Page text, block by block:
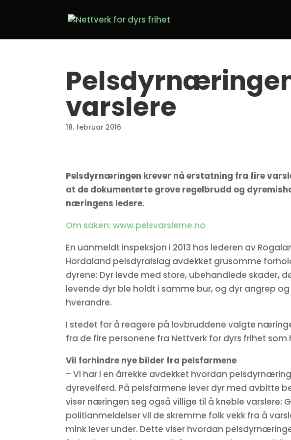
varslere
18. februar 2016
Pelsdyrnæringen krever nå erstatning fra fire
at de dokumenterte grove regelbrudd og
næringens ledere.
Om saken: www.pelsvarslerne.no
En uanmeldt inspeksjon i 2013 hos lederen av
Hordaland pelsdyralslag avdekket grusomme
dyrene: Dyr levde med store, ubehandlede skader,
levende dyr ble holdt i samme bur, og dyr angrep
hverandre.
I stedet for å reagere på lovbruddene valgte
fra de fire personene fra Nettverk for dyrs frihet
Vil forhindre nye bilder fra pelsfarmene
– Vi har i en årrekke avdekket hvordan
dyrevelferd. På pelsfarmene lever dyr med avbitte
viser næringen seg også villige til å kneble varslere:
politianmeldelser vil de skremme folk vekk fra å
mink lever under. Dette viser hvordan